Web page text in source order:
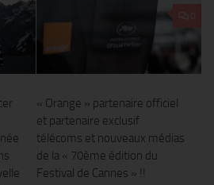
« Orange » partenaire officiel
et partenaire exclusif
télécoms et nouveaux médias
de la « 70ème édition du
Festival de Cannes » !!